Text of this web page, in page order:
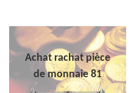
Achat rachat pièce
de monnaie 81